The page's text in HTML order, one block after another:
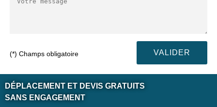
(*) Champs obligatoire
DÉPLACEMENT ET DEVIS GRATUITS
SANS ENGAGEMENT